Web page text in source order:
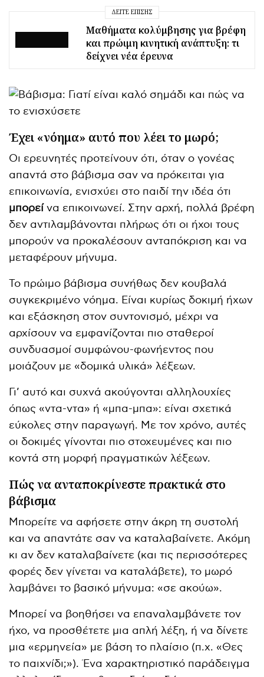
ΔΕΊΤΕ ΕΠΊΣΗΣ
Μαθήματα κολύμβησης για βρέφη
και πρώιμη κινητική ανάπτυξη: τι
δείχνει νέα έρευνα
Έχει «νόημα» αυτό που λέει το μωρό;
Οι ερευνητές προτείνουν ότι, όταν ο γονέας
απαντά στο βάβισμα σαν να πρόκειται για
επικοινωνία, ενισχύει στο παιδί την ιδέα ότι
μπορείνα επικοινωνεί. Στην αρχή, πολλά βρέφη
δεν αντιλαμβάνονται πλήρως ότι οι ήχοι τους
μπορούν να προκαλέσουν ανταπόκριση και να
μεταφέρουν μήνυμα.
Το πρώιμο βάβισμα συνήθως δεν κουβαλά
συγκεκριμένο νόημα. Είναι κυρίως δοκιμή ήχων
και εξάσκηση στον συντονισμό, μέχρι να
αρχίσουν να εμφανίζονται πιο σταθεροί
συνδυασμοί συμφώνου-φωνήεντος που
μοιάζουν με «δομικά υλικά» λέξεων.
Γι’ αυτό και συχνά ακούγονται αλληλουχίες
όπως «ντα-ντα» ή «μπα-μπα»: είναι σχετικά
εύκολες στην παραγωγή. Με τον χρόνο, αυτές
οι δοκιμές γίνονται πιο στοχευμένες και πιο
κοντά στη μορφή πραγματικών λέξεων.
Πώς να ανταποκρίνεστε πρακτικά στο
βάβισμα
Μπορείτε να αφήσετε στην άκρη τη συστολή
και να απαντάτε σαν να καταλαβαίνετε. Ακόμη
κι αν δεν καταλαβαίνετε (και τις περισσότερες
φορές δεν γίνεται να καταλάβετε), το μωρό
λαμβάνει το βασικό μήνυμα: «σε ακούω».
Μπορεί να βοηθήσει να επαναλαμβάνετε τον
ήχο, να προσθέτετε μια απλή λέξη, ή να δίνετε
μια «ερμηνεία» με βάση το πλαίσιο (π.χ. «Θες
το παιχνίδι;»). Ένα χαρακτηριστικό παράδειγμα